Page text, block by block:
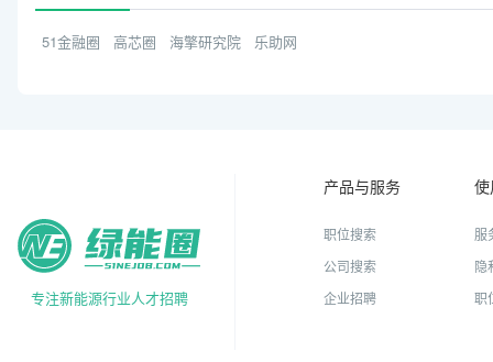
51金融圈 高芯圈 海擎研究院 乐助网
专注新能源行业人才招聘
产品与服务
职位搜索
公司搜索
企业招聘
服
隐
职